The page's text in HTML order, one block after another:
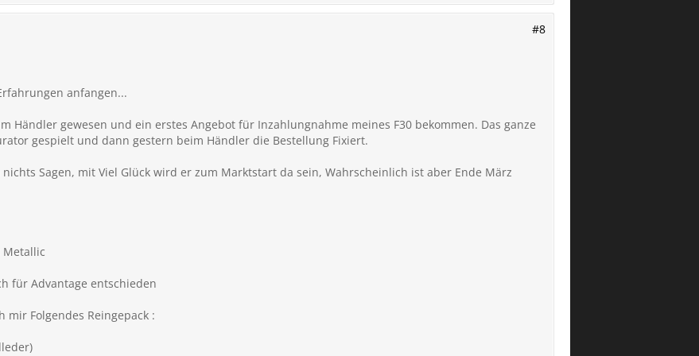
#8
anfangen...
Händler gewesen und ein erstes Angebot für Inzahlungnahme meines F30 bekommen. Das ganze
gespielt und dann gestern beim Händler die Bestellung Fixiert.
Sagen, mit Viel Glück wird er zum Marktstart da sein, Wahrscheinlich ist aber Ende März
für Advantage entschieden
mir Folgendes Reingepack :